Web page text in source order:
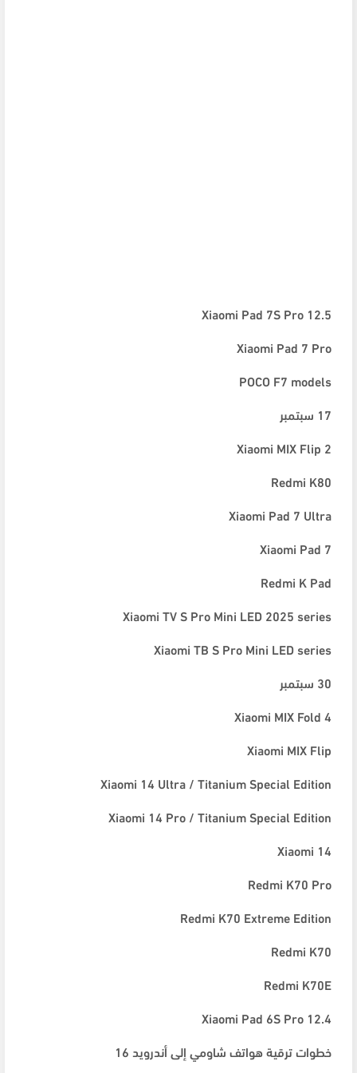
Xiaomi Pad 7S Pro 12.5
Xiaomi Pad 7 Pro
POCO F7 models
17 سبتمبر
Xiaomi MIX Flip 2
Redmi K80
Xiaomi Pad 7 Ultra
Xiaomi Pad 7
Redmi K Pad
Xiaomi TV S Pro Mini LED 2025 series
Xiaomi TB S Pro Mini LED series
30 سبتمبر
Xiaomi MIX Fold 4
Xiaomi MIX Flip
Xiaomi 14 Ultra / Titanium Special Edition
Xiaomi 14 Pro / Titanium Special Edition
Xiaomi 14
Redmi K70 Pro
Redmi K70 Extreme Edition
Redmi K70
Redmi K70E
Xiaomi Pad 6S Pro 12.4
خطوات ترقية هواتف شاومي إلى أندرويد 16